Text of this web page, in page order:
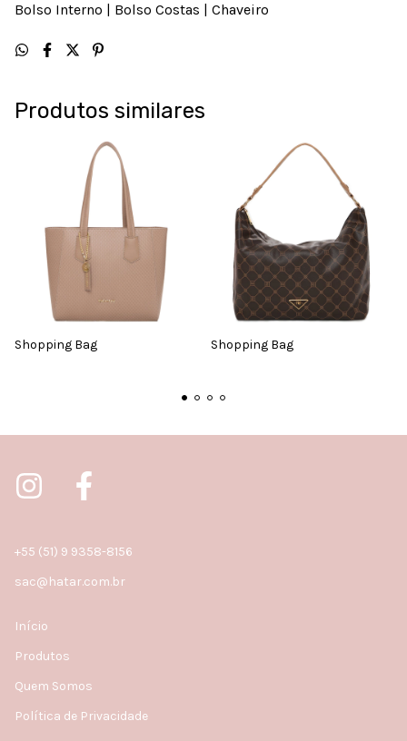
Bolso Interno | Bolso Costas | Chaveiro
Produtos similares
Shopping Bag Shopping Bag
+55 (51) 9 9358-8156
sac@hatar.com.br
Início
Produtos
Quem Somos
Política de Privacidade